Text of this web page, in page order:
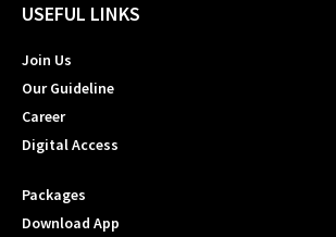
USEFUL LINKS
Join Us
Our Guideline
Career
Digital Access
Packages
Download App